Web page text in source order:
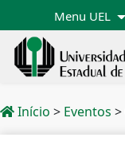
Menu UEL
Início > Eventos >